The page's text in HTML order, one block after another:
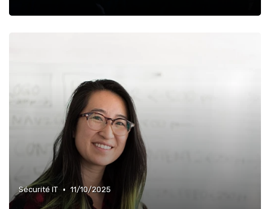
Sécurité IT • 11/10/2025